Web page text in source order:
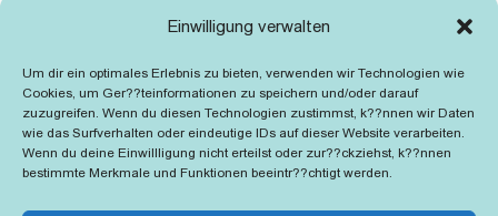
Einwilligung verwalten
Um dir ein optimales Erlebnis zu bieten, verwenden wir Technologien wie
Cookies, um Ger??teinformationen zu speichern und/oder darauf
zuzugreifen. Wenn du diesen Technologien zustimmst, k??nnen wir Daten
wie das Surfverhalten oder eindeutige IDs auf dieser Website verarbeiten.
Wenn du deine Einwillligung nicht erteilst oder zur??ckziehst, k??nnen
bestimmte Merkmale und Funktionen beeintr??chtigt werden.
photographer … Feuer im Fjord … The Song of the
Grubenlampe … Tolstoy … Grün ist die Heide …
Lady Hamilton … Mütter verzaget nicht …
Ruttmann Werbefilme